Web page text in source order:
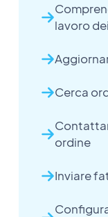
lavoro
Cerca
ordine
Inviare